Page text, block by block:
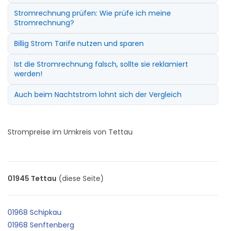
Stromrechnung prüfen: Wie prüfe ich meine
Stromrechnung?
Billig Strom Tarife nutzen und sparen
Ist die Stromrechnung falsch, sollte sie reklamiert
werden!
Auch beim Nachtstrom lohnt sich der Vergleich
Strompreise im Umkreis von Tettau
01945 Tettau (diese Seite)
01968 Schipkau
01968 Senftenberg